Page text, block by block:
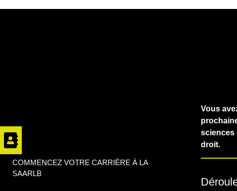
COMMENCEZ VOTRE CARRIÈRE À LA
SAARLB
Vous
sciences
droit.